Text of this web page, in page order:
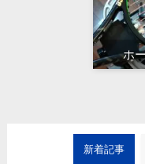
ホ
新着記事